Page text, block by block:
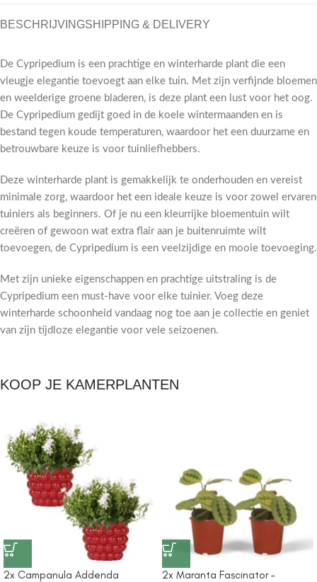
BESCHRIJVINGSHIPPING & DELIVERY
De Cypripedium is een prachtige en winterharde plant die een
vleugje elegantie toevoegt aan elke tuin. Met zijn verfijnde bloemen
en weelderige groene bladeren, is deze plant een lust voor het oog.
De Cypripedium gedijt goed in de koele wintermaanden en is
bestand tegen koude temperaturen, waardoor het een duurzame en
betrouwbare keuze is voor tuinliefhebbers.
Deze winterharde plant is gemakkelijk te onderhouden en vereist
minimale zorg, waardoor het een ideale keuze is voor zowel ervaren
tuiniers als beginners. Of je nu een kleurrijke bloementuin wilt
creëren of gewoon wat extra flair aan je buitenruimte wilt
toevoegen, de Cypripedium is een veelzijdige en mooie toevoeging.
Met zijn unieke eigenschappen en prachtige uitstraling is de
Cypripedium een must-have voor elke tuinier. Voeg deze
winterharde schoonheid vandaag nog toe aan je collectie en geniet
van zijn tijdloze elegantie voor vele seizoenen.
KOOP JE KAMERPLANTEN
2x Campanula Addenda
2x Maranta Fascinator –